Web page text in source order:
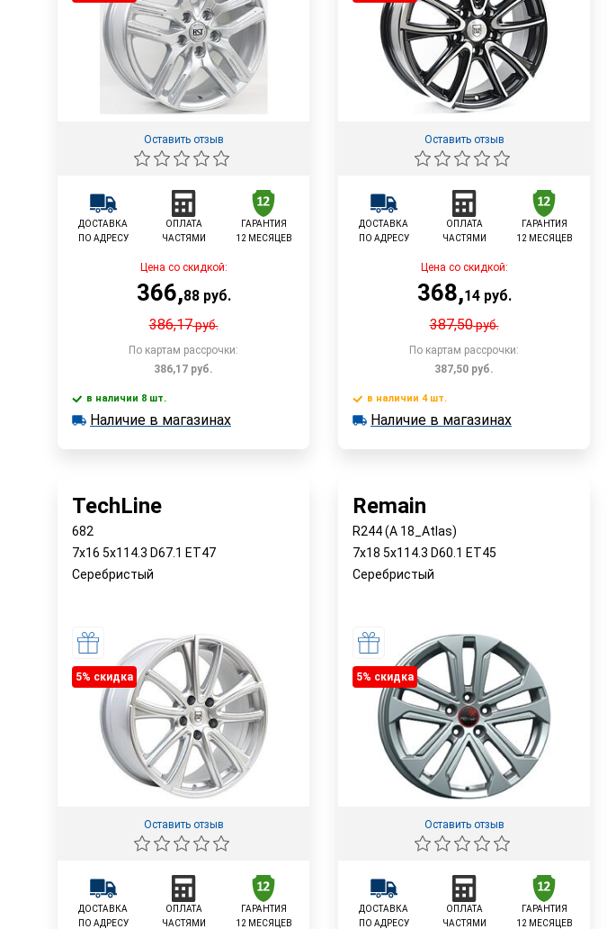
Оставить отзыв
ДОСТАВКА
ПО АДРЕСУ
ОПЛАТА
ЧАСТЯМИ
ГАРАНТИЯ
12 МЕСЯЦЕВ
Цена со скидкой:
366,88руб.
386,17руб.
По картам рассрочки:
386,17 руб.
В корзину
в наличии 8 шт.
в наличии 8 шт.
Наличие в магазинах
Оставить отзыв
ДОСТАВКА
ПО АДРЕСУ
ОПЛАТА
ЧАСТЯМИ
ГАРАНТИЯ
12 МЕСЯЦЕВ
Цена со скидкой:
368,14руб.
387,50руб.
По картам рассрочки:
387,50 руб.
В корзину
в наличии 4 шт.
в наличии 4 шт.
Наличие в магазинах
TechLine
682
7x16 5x114.3 D67.1 ET47
Серебристый
5% cкидка
Оставить отзыв
ДОСТАВКА
ПО АДРЕСУ
ОПЛАТА
ЧАСТЯМИ
ГАРАНТИЯ
12 МЕСЯЦЕВ
Remain
R244 (A 18_Atlas)
7x18 5x114.3 D60.1 ET45
Серебристый
5% cкидка
Оставить отзыв
ДОСТАВКА
ПО АДРЕСУ
ОПЛАТА
ЧАСТЯМИ
ГАРАНТИЯ
12 МЕСЯЦЕВ